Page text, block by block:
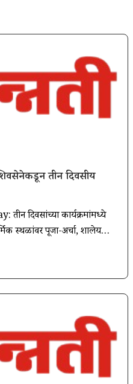
शिवसेनेकडून तीन दिवसीय
दिवसांच्या कार्यक्रमांमध्ये
स्थळांवर पूजा-अर्चा, शालेय
रुग्णांना फळवाटप